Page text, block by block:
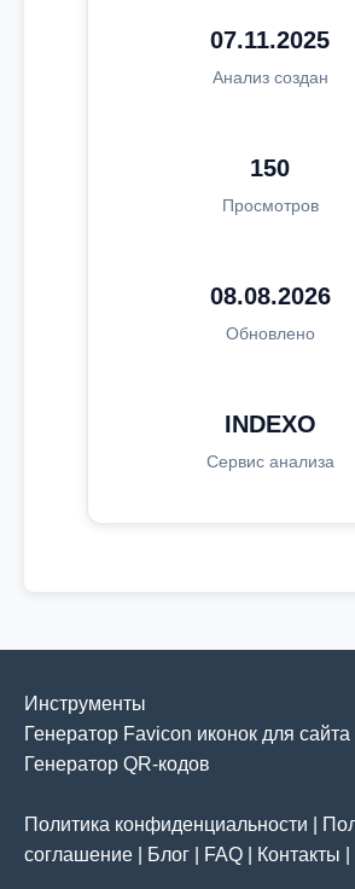
07.11.2025
Анализ создан
150
Просмотров
08.08.2026
Обновлено
INDEXO
Сервис анализа
Инструменты
Генератор Favicon иконок для сайта
Генератор QR-кодов
Политика конфиденциальности
соглашение
Блог FAQ Контакты